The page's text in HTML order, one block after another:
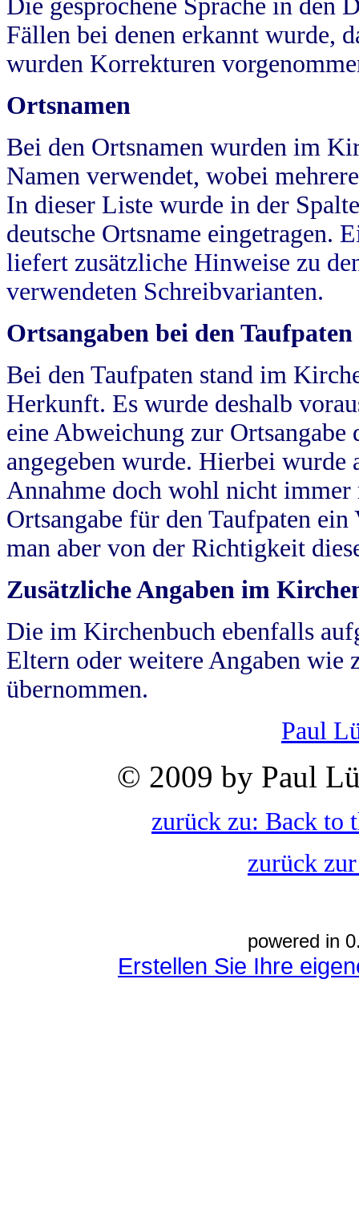
Die gesprochene Sprache in
Fällen bei denen erkannt wurde,
wurden Korrekturen
Ortsnamen
Bei den Ortsnamen wurden im
Namen verwendet, wobei
In dieser Liste wurde in der
deutsche Ortsname eingetragen.
liefert zusätzliche Hinweise zu
verwendeten Schreibvarianten.
Ortsangaben bei den Taufpaten
Bei den Taufpaten stand im
Herkunft. Es wurde deshalb
eine Abweichung zur
angegeben wurde. Hierbei wurde
Annahme doch wohl nicht
Ortsangabe für den Taufpaten
man aber von der Richtigkeit
Zusätzliche Angaben im
Die im Kirchenbuch ebenfalls
Eltern oder weitere Angaben wie
übernommen.
Paul
© 2009 by Paul
zurück zu: Back to
zurück
powered in
Erstellen Sie Ihre